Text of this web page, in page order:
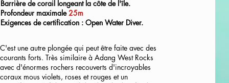
Barrière de corail longeant la côte de l'île.
Profondeur maximale25m
Exigences de certification : Open Water Diver.
C'est une autre plongée qui peut être faite avec des
courants forts. Très similaire à Adang West Rocks
avec d'énormes rochers recouverts d'incroyables
coraux mous violets, roses et rouges et un